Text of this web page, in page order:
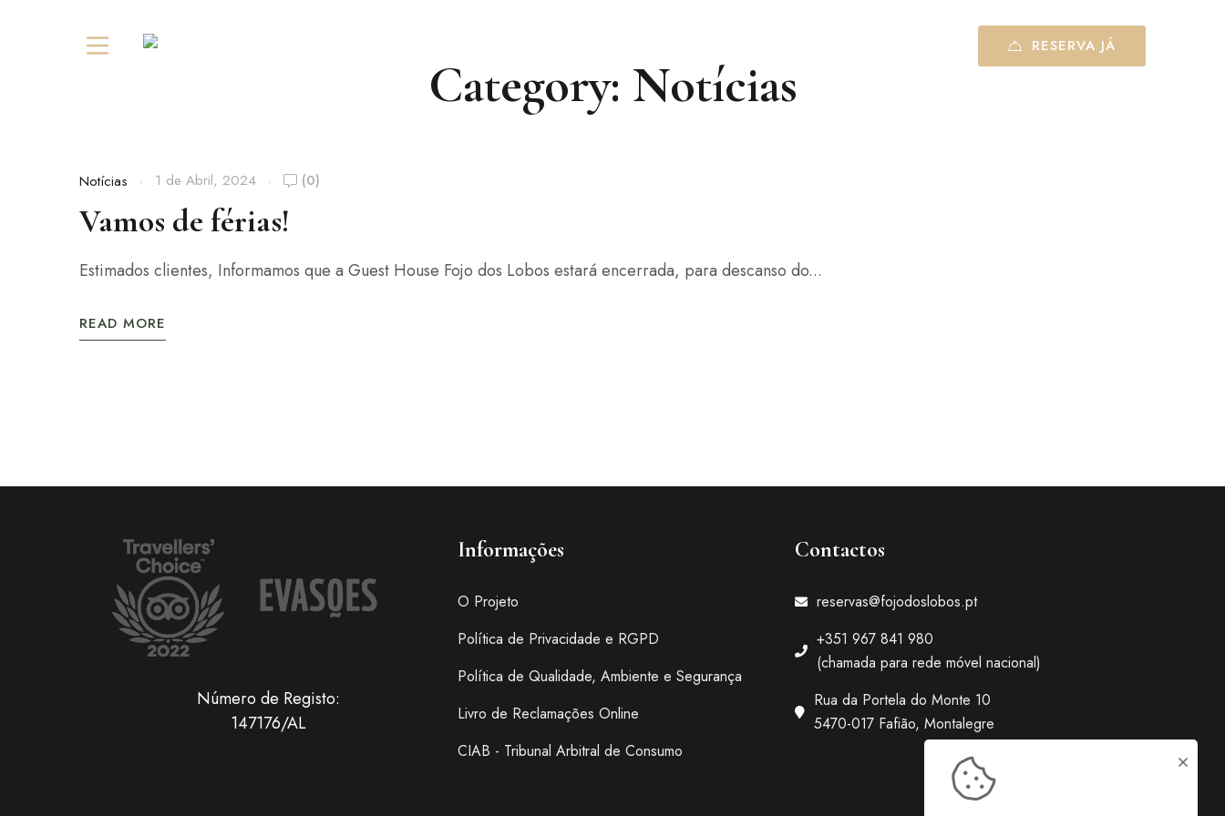
RESERVA JÁ
Category: Notícias
Notícias 1 de Abril, 2024 (0)
Vamos de férias!
Estimados clientes, Informamos que a Guest House Fojo dos Lobos estará encerrada, para descanso do...
READ MORE
Número de Registo:
147176/AL
Informações
O Projeto
Política de Privacidade e RGPD
Política de Qualidade, Ambiente e Segurança
Livro de Reclamações Online
CIAB - Tribunal Arbitral de Consumo
Contactos
reservas@fojodoslobos.pt
+351 967 841 980
(chamada para rede móvel nacional)
Rua da Portela do Monte 10
5470-017 Fafião, Montalegre